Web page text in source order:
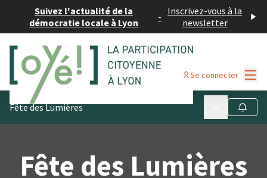
Suivez l'actualité de la
démocratie locale à Lyon
- Inscrivez-vous à la
newsletter
Se connecter
Fête des Lumières Menu Suivre
Fête des Lumières